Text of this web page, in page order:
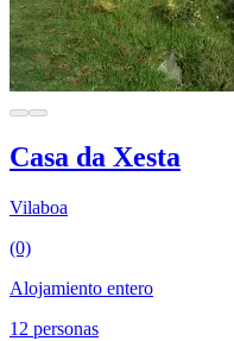
Casa da Xesta
Vilaboa
(0)
Alojamiento entero
12 personas